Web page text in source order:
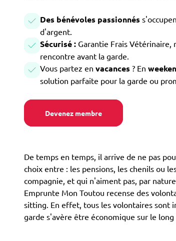
Des bénévoles passionnés
d'argent.
Sécurisé : Garantie Frais
rencontre avant la garde.
Vous partez en vacances ? En
solution parfaite pour la garde ou
Devenez membre
De temps en temps, il arrive de ne pas
choix entre : les pensions, les chenils ou
compagnie, et qui n'aiment pas, par
Emprunte Mon Toutou recense des
sitting. En effet, tous les volontaires sont
garde s'avère être économique sur le